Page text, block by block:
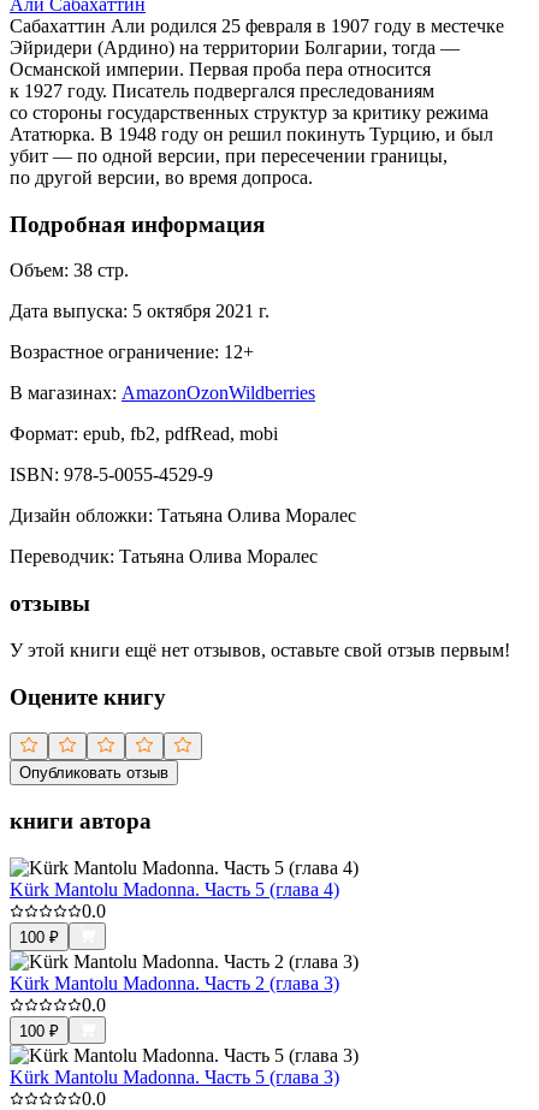
Али Сабахаттин
Сабахаттин Али родился 25 февраля в 1907 году в местечке
Эйридери (Ардино) на территории Болгарии, тогда —
Османской империи. Первая проба пера относится
к 1927 году. Писатель подвергался преследованиям
со стороны государственных структур за критику режима
Ататюрка. В 1948 году он решил покинуть Турцию, и был
убит — по одной версии, при пересечении границы,
по другой версии, во время допроса.
Подробная информация
Объем: 38 стр.
Дата выпуска: 5 октября 2021 г.
Возрастное ограничение: 12+
В магазинах: AmazonOzonWildberries
Формат: epub, fb2, pdfRead, mobi
ISBN: 978-5-0055-4529-9
Дизайн обложки: Татьяна Олива Моралес
Переводчик: Татьяна Олива Моралес
отзывы
У этой книги ещё нет отзывов, оставьте свой отзыв первым!
Оцените книгу
Опубликовать отзыв
книги автора
Kürk Mantolu Madonna. Часть 5 (глава 4)
0.0
100 ₽
Kürk Mantolu Madonna. Часть 2 (глава 3)
0.0
100 ₽
Kürk Mantolu Madonna. Часть 5 (глава 3)
0.0